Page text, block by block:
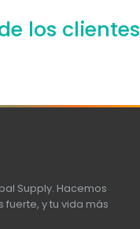
los clientes
Supply. Hacemos
y tu vida más